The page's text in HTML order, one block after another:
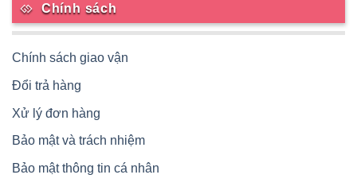
Chính sách
Chính sách giao vận
Đổi trả hàng
Xử lý đơn hàng
Bảo mật và trách nhiệm
Bảo mật thông tin cá nhân